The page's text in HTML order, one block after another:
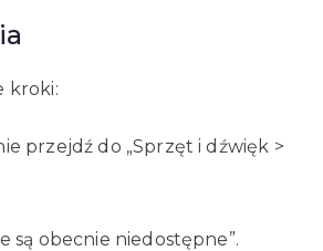
kroki:
przejdź do „Sprzęt i dźwięk >
są obecnie niedostępne”.